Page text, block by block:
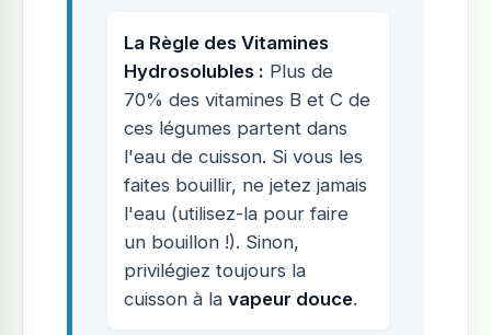
La Règle des Vitamines
Hydrosolubles : Plus de
70% des vitamines B et C de
ces légumes partent dans
l'eau de cuisson. Si vous les
faites bouillir, ne jetez jamais
l'eau (utilisez-la pour faire
un bouillon !). Sinon,
privilégiez toujours la
cuisson à la vapeur douce.